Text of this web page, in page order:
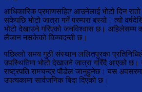
आधिकारिक प्रमाणसहित आउनेलाई भोटो दिन
सकेपछि भोटो जात्रा गर्ने परम्परा बस्यो। त्यो
भोटो देखाउने गरिएको जनविश्वास छ। अहिलेसम्म
लैजान नसकेको किम्बदन्ती छ।
पछिल्लो समय गुठी संस्थान ललितपुरका प्रतिनिधिले
उपस्थितिमा भोटो देखाउने जात्रा गरिँदै आएको छ।
राष्ट्रपति रामचन्द्र पौडेल जानुहुनेछ। यस
उपत्यकामा सार्वजनिक बिदा दिएको छ।